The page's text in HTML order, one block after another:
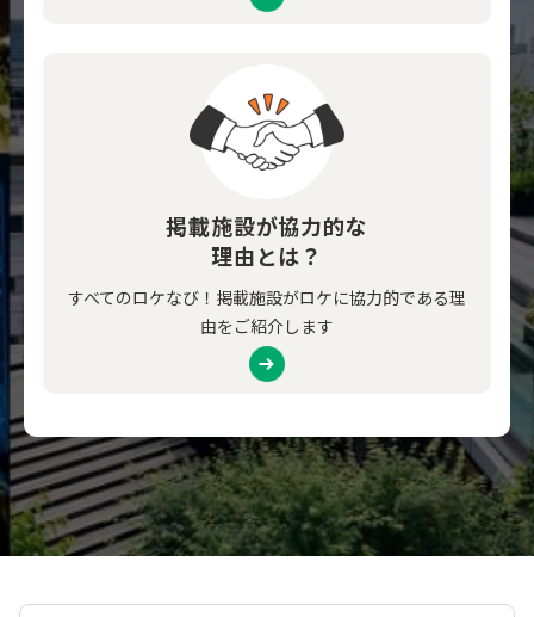
掲載施設が協力的な
理由とは？
すべてのロケなび！掲載施設がロケに協力的である理
由をご紹介します